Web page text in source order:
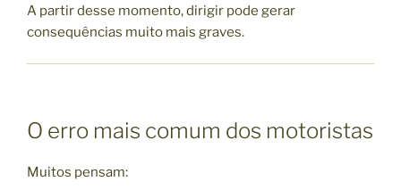
A partir desse momento, dirigir pode gerar
consequências muito mais graves.
O erro mais comum dos motoristas
Muitos pensam: